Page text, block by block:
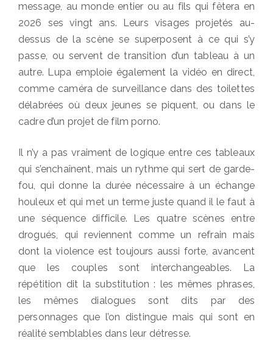
message, au monde entier ou au fils qui fêtera en
2026 ses vingt ans. Leurs visages projetés au-
dessus de la scène se superposent à ce qui s’y
passe, ou servent de transition d’un tableau à un
autre. Lupa emploie également la vidéo en direct,
comme caméra de surveillance dans des toilettes
délabrées où deux jeunes se piquent, ou dans le
cadre d’un projet de film porno.
Il n’y a pas vraiment de logique entre ces tableaux
qui s’enchaînent, mais un rythme qui sert de garde-
fou, qui donne la durée nécessaire à un échange
houleux et qui met un terme juste quand il le faut à
une séquence difficile. Les quatre scènes entre
drogués, qui reviennent comme un refrain mais
dont la violence est toujours aussi forte, avancent
que les couples sont interchangeables. La
répétition dit la substitution : les mêmes phrases,
les mêmes dialogues sont dits par des
personnages que l’on distingue mais qui sont en
réalité semblables dans leur détresse.